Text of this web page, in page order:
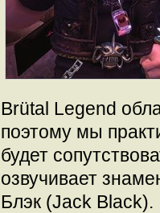
Brütal Legend
поэтому мы
будет
озвучивает
Блэк (Jack Black).